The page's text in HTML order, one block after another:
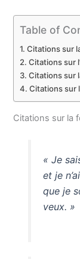
Table of
Citations sur
Citations sur
Citations sur
Citations sur
Citations sur la
« Je
et je
que je
veux. »